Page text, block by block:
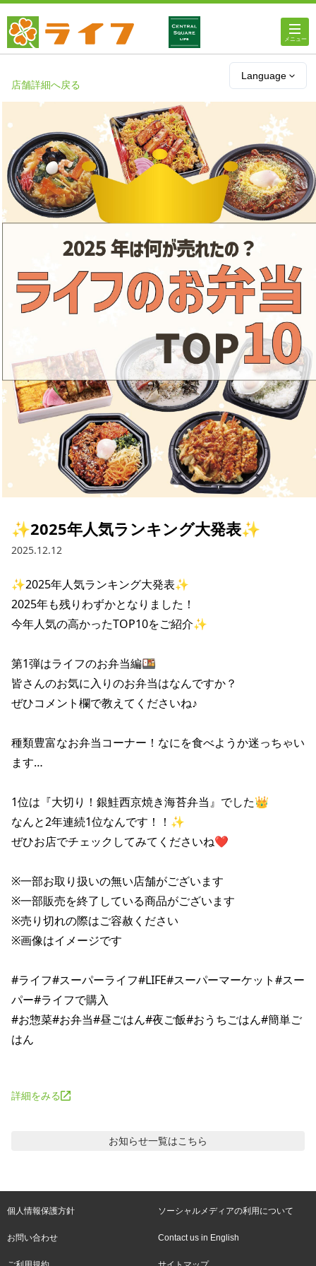
Language
店舗・チラシ情報
ライフのオンラインストア
ライフ
企業情報
IR情報
お問い合わせ
Contact us in English
店舗詳細へ戻る
✨2025年人気ランキング大発表✨
2025.12.12
✨2025年人気ランキング大発表✨
2025年も残りわずかとなりました！
今年人気の高かったTOP10をご紹介✨
第1弾はライフのお弁当編🍱
皆さんのお気に入りのお弁当はなんですか？
ぜひコメント欄で教えてくださいね♪
種類豊富なお弁当コーナー！なにを食べようか迷っちゃい
ます…
1位は『大切り！銀鮭西京焼き海苔弁当』でした👑
なんと2年連続1位なんです！！✨
ぜひお店でチェックしてみてくださいね❤
※一部お取り扱いの無い店舗がございます
※一部販売を終了している商品がございます
※売り切れの際はご容赦ください
※画像はイメージです
#ライフ#スーパーライフ#LIFE#スーパーマーケット#スー
パー#ライフで購入
#お惣菜#お弁当#昼ごはん#夜ご飯#おうちごはん#簡単ご
はん
詳細をみる
お知らせ一覧はこちら
個人情報保護方針 ソーシャルメディアの利用について
お問い合わせ Contact us in English